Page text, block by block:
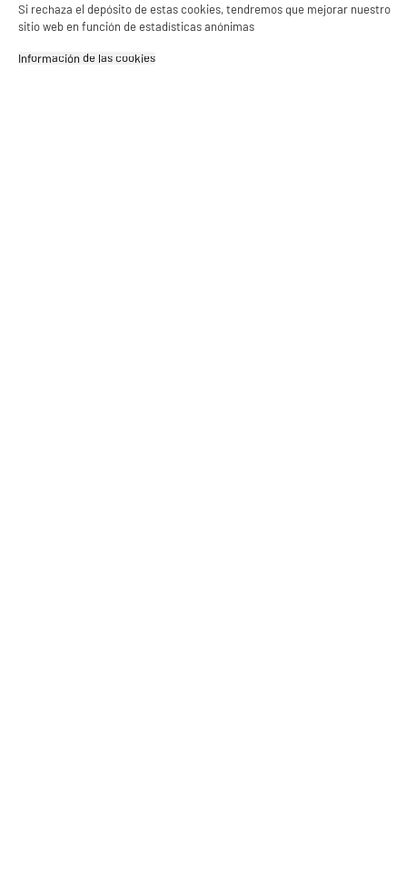
product_anchor_characteristics
129€55
Si rechaza el depósito de estas cookies, tendremos que mejorar nuestro
sitio web en función de estadísticas anónimas
Información de las cookies‎